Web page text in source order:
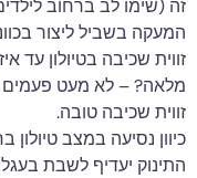
זה (שימו לב ברחוב
המעקה בשביל ליצור
זווית שכיבה בטיולון עד
מלאה? – לא מעט פעמים
זווית שכיבה טובה.
כיוון נסיעה במצב
התינוק יעדיף לשבת